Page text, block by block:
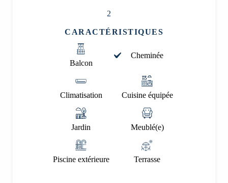
2
CARACTÉRISTIQUES
Balcon
Cheminée
Climatisation Cuisine équipée
Jardin Meublé(e)
Piscine extérieure Terrasse